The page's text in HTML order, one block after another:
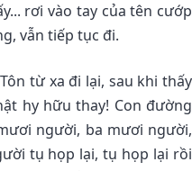
rơi vào tay của tên cướp
vẫn tiếp tục đi.
từ xa đi lại, sau khi thấy
hy hữu thay! Con đường
người, ba mươi người,
tụ họp lại, tụ họp lại rồi